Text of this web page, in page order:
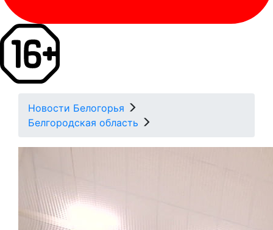
Новости Белогорья
Белгородская область